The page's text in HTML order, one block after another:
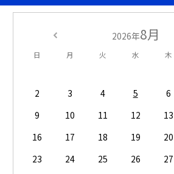
2026年8月
日 月 火 水 木
2
3 4 5 6
9
10 11 12 13
16
17 18 19 20
23
24 25 26 27